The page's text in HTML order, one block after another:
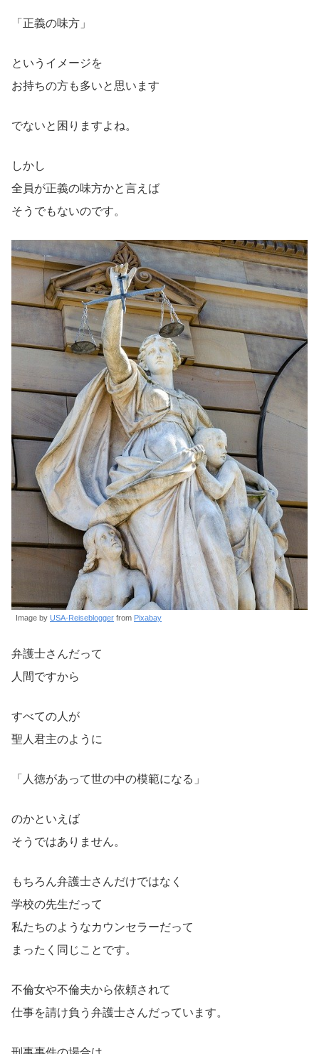
「正義の味方」
というイメージを
お持ちの方も多いと思います
でないと困りますよね。
しかし
全員が正義の味方かと言えば
そうでもないのです。
Image by USA-Reiseblogger from Pixabay
弁護士さんだって
人間ですから
すべての人が
聖人君主のように
「人徳があって世の中の模範になる」
のかといえば
そうではありません。
もちろん弁護士さんだけではなく
学校の先生だって
私たちのようなカウンセラーだって
まったく同じことです。
不倫女や不倫夫から依頼されて
仕事を請け負う弁護士さんだっています。